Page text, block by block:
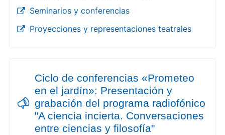
Seminarios y conferencias
Proyecciones y representaciones teatrales
Ciclo de conferencias «Prometeo
en el jardín»: Presentación y
grabación del programa radiofónico
"A ciencia incierta. Conversaciones
entre ciencias y filosofía"